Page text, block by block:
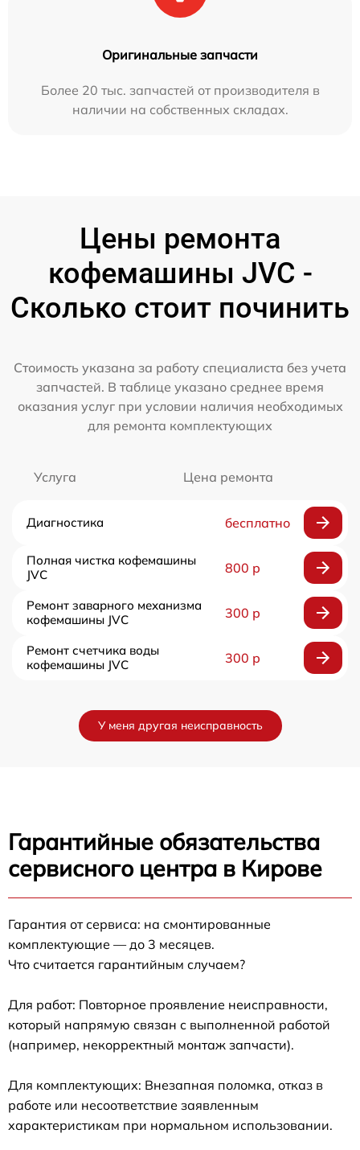
Оригинальные запчасти
Более 20 тыс. запчастей от производителя в
наличии на собственных складах.
Цены ремонта
кофемашины JVC -
Сколько стоит починить
Стоимость указана за работу специалиста без учета
запчастей. В таблице указано среднее время
оказания услуг при условии наличия необходимых
для ремонта комплектующих
Услуга Цена ремонта
Диагностика бесплатно
Полная чистка кофемашины
JVC
800 р
Ремонт заварного механизма
кофемашины JVC
300 р
Ремонт счетчика воды
кофемашины JVC
300 р
У меня другая неисправность
Гарантийные обязательства
сервисного центра в Кирове
Гарантия от сервиса: на смонтированные
комплектующие — до 3 месяцев.
Что считается гарантийным случаем?
Для работ: Повторное проявление неисправности,
который напрямую связан с выполненной работой
(например, некорректный монтаж запчасти).
Для комплектующих: Внезапная поломка, отказ в
работе или несоответствие заявленным
характеристикам при нормальном использовании.